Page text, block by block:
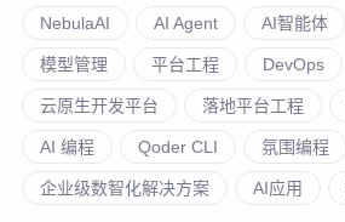
NebulaAI AI Agent AI智能体
模型管理 平台工程 DevOps
云原生开发平台 落地平台工程
AI 编程 Qoder CLI 氛围编程
企业级数智化解决方案 AI应用